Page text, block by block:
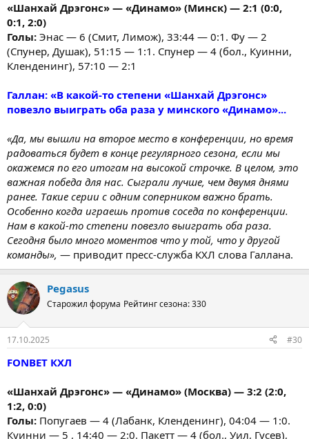
«Шанхай Дрэгонс» — «Динамо» (Минск) — 2:1 (0:0,
0:1, 2:0)
Голы: Энас — 6 (Смит, Лимож), 33:44 — 0:1. Фу — 2
(Спунер, Душак), 51:15 — 1:1. Спунер — 4 (бол., Куинни,
Кленденинг), 57:10 — 2:1
Галлан: «В какой-то степени «Шанхай Дрэгонс»
повезло выиграть оба раза у минского «Динамо»...
«Да, мы вышли на второе место в конференции, но время
радоваться будет в конце регулярного сезона, если мы
окажемся по его итогам на высокой строчке. В целом, это
важная победа для нас. Сыграли лучше, чем двумя днями
ранее. Такие серии с одним соперником важно брать.
Особенно когда играешь против соседа по конференции.
Нам в какой-то степени повезло выиграть оба раза.
Сегодня было много моментов что у той, что у другой
команды», — приводит пресс-служба КХЛ слова Галлана.
Pegasus
Старожил форума Рейтинг сезона: 330
17.10.2025 #30
FONBET КХЛ
«Шанхай Дрэгонс» — «Динамо» (Москва) — 3:2 (2:0,
1:2, 0:0)
Голы: Попугаев — 4 (Лабанк, Кленденинг), 04:04 — 1:0.
Куинни — 5 , 14:40 — 2:0. Пакетт — 4 (бол., Уил, Гусев),